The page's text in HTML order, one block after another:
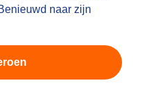
naar zijn